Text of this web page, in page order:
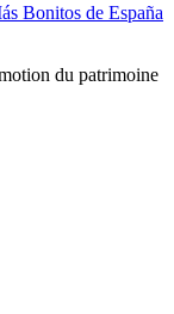
Bonitos de España
du patrimoine